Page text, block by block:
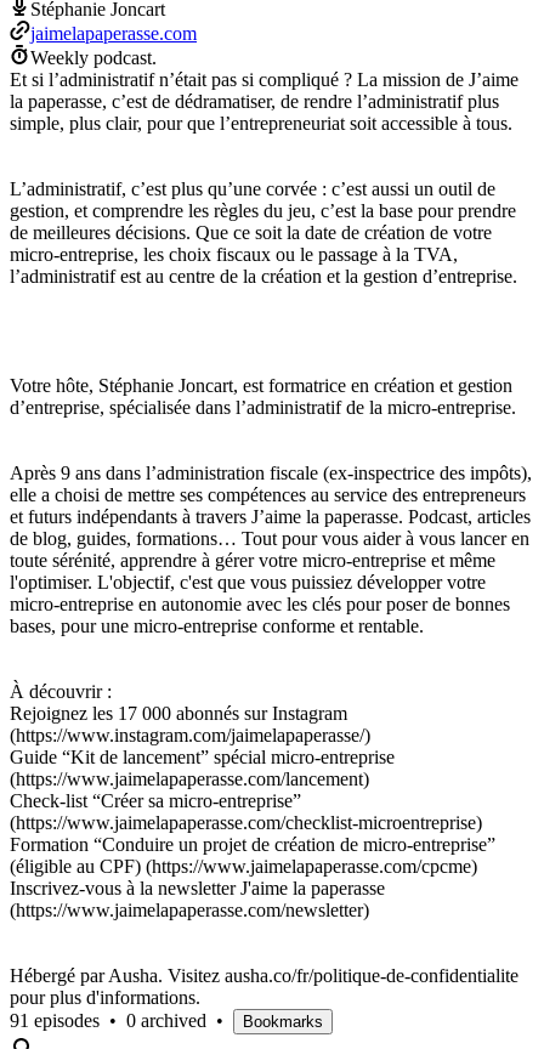
Stéphanie Joncart
jaimelapaperasse.com
Weekly podcast.
Et si l’administratif n’était pas si compliqué ? La mission de J’aime
la paperasse, c’est de dédramatiser, de rendre l’administratif plus
simple, plus clair, pour que l’entrepreneuriat soit accessible à tous.
L’administratif, c’est plus qu’une corvée : c’est aussi un outil de
gestion, et comprendre les règles du jeu, c’est la base pour prendre
de meilleures décisions. Que ce soit la date de création de votre
micro-entreprise, les choix fiscaux ou le passage à la TVA,
l’administratif est au centre de la création et la gestion d’entreprise.
Votre hôte, Stéphanie Joncart, est formatrice en création et gestion
d’entreprise, spécialisée dans l’administratif de la micro-entreprise.
Après 9 ans dans l’administration fiscale (ex-inspectrice des impôts),
elle a choisi de mettre ses compétences au service des entrepreneurs
et futurs indépendants à travers J’aime la paperasse. Podcast, articles
de blog, guides, formations… Tout pour vous aider à vous lancer en
toute sérénité, apprendre à gérer votre micro-entreprise et même
l'optimiser. L'objectif, c'est que vous puissiez développer votre
micro-entreprise en autonomie avec les clés pour poser de bonnes
bases, pour une micro-entreprise conforme et rentable.
À découvrir :
Rejoignez les 17 000 abonnés sur Instagram
(https://www.instagram.com/jaimelapaperasse/)
Guide “Kit de lancement” spécial micro-entreprise
(https://www.jaimelapaperasse.com/lancement)
Check-list “Créer sa micro-entreprise”
(https://www.jaimelapaperasse.com/checklist-microentreprise)
Formation “Conduire un projet de création de micro-entreprise”
(éligible au CPF) (https://www.jaimelapaperasse.com/cpcme)
Inscrivez-vous à la newsletter J'aime la paperasse
(https://www.jaimelapaperasse.com/newsletter)
Hébergé par Ausha. Visitez ausha.co/fr/politique-de-confidentialite
pour plus d'informations.
91 episodes • 0 archived • Bookmarks